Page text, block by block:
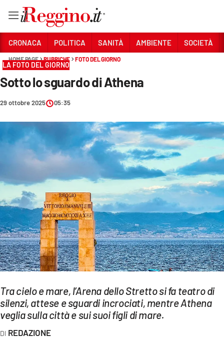
Sezioni
CRONACA
POLITICA
SANITÀ
AMBIENTE
CULTURA
ECONOMIA E LAVORO
EVENTI
SPORT
Streaming
LAC TV
CRONACA POLITICA SANITÀ AMBIENTE SOCIETÀ
HOME PAGE RUBRICHE FOTO DEL GIORNO
LA FOTO DEL GIORNO
Sotto lo sguardo di Athena
29 ottobre 2025 05:35
Tra cielo e mare, l’Arena dello Stretto si fa teatro di
silenzi, attese e sguardi incrociati, mentre Athena
veglia sulla città e sui suoi figli di mare.
REDAZIONE